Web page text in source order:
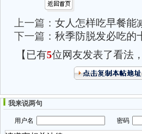
上一篇： 女人怎样吃早餐能
下一篇： 秋季防脱发必吃的
【已有5位网友发表了看法
我来说两句
用户名 密码